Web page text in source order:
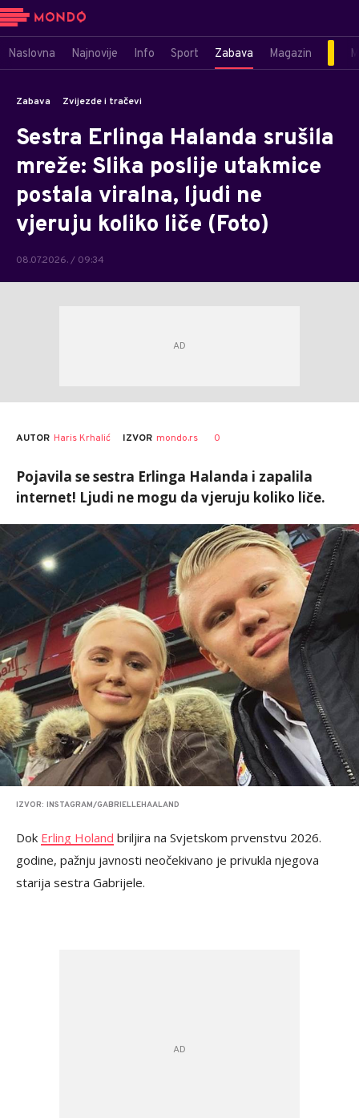
Naslovna Najnovije Info Sport Zabava Magazin
Zabava Zvijezde i tračevi
Sestra Erlinga Halanda srušila
mreže: Slika poslije utakmice
postala viralna, ljudi ne
vjeruju koliko liče (Foto)
08.07.2026. / 09:34
AUTOR Haris Krhalić IZVOR mondo.rs 0
Pojavila se sestra Erlinga Halanda i zapalila
internet! Ljudi ne mogu da vjeruju koliko liče.
IZVOR: INSTAGRAM/GABRIELLEHAALAND
Dok Erling Holand briljira na Svjetskom prvenstvu 2026.
godine, pažnju javnosti neočekivano je privukla njegova
starija sestra Gabrijele.